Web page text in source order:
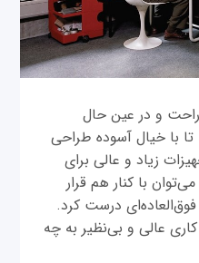
و در عین حال
تا با خیال آسوده طراحی
زیاد و عالی برای
با کنار هم قرار
درست کرد.
عالی و بی‌نظیر به چه